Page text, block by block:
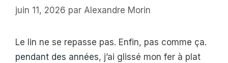
juin 11, 2026 par Alexandre Morin
Le lin ne se repasse pas. Enfin, pas comme ça.
pendant des années, j’ai glissé mon fer à plat